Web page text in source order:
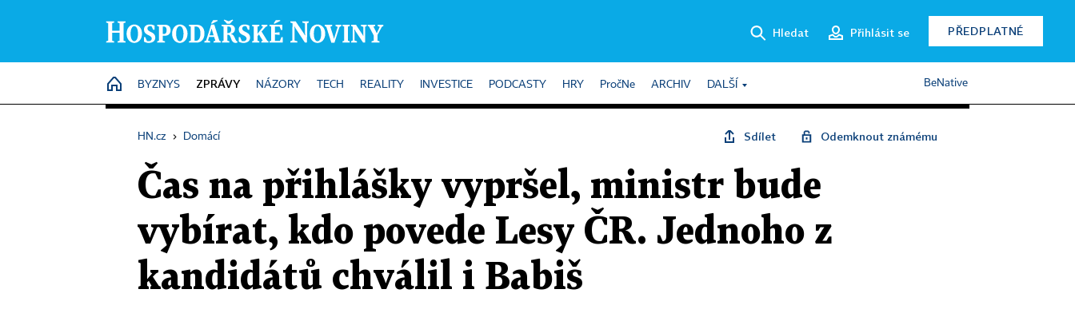
Hledat Přihlásit se PŘEDPLATNÉ
HOME
BYZNYS ZPRÁVY NÁZORY TECH REALITY INVESTICE PODCASTY HRY PročNe ARCHIV DALŠÍ BeNative
HN.cz › Domácí Sdílet Odemknout známému
Čas na přihlášky vypršel, ministr bude
vybírat, kdo povede Lesy ČR. Jednoho z
kandidátů chválil i Babiš